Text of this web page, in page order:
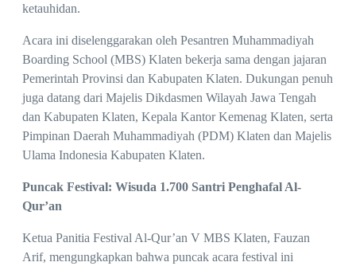
ketauhidan.
Acara ini diselenggarakan oleh Pesantren Muhammadiyah
Boarding School (MBS) Klaten bekerja sama dengan jajaran
Pemerintah Provinsi dan Kabupaten Klaten. Dukungan penuh
juga datang dari Majelis Dikdasmen Wilayah Jawa Tengah
dan Kabupaten Klaten, Kepala Kantor Kemenag Klaten, serta
Pimpinan Daerah Muhammadiyah (PDM) Klaten dan Majelis
Ulama Indonesia Kabupaten Klaten.
Puncak Festival: Wisuda 1.700 Santri Penghafal Al-
Qur’an
Ketua Panitia Festival Al-Qur’an V MBS Klaten, Fauzan
Arif, mengungkapkan bahwa puncak acara festival ini